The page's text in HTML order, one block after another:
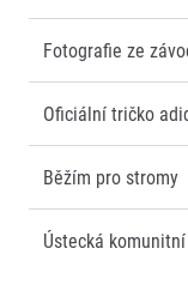
Fotografie ze
Oficiální tričko
Běžím pro stromy
Ústecká